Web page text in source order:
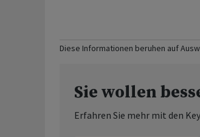
Diese Informationen beruhen auf
Sie wollen
Erfahren Sie mehr mit den